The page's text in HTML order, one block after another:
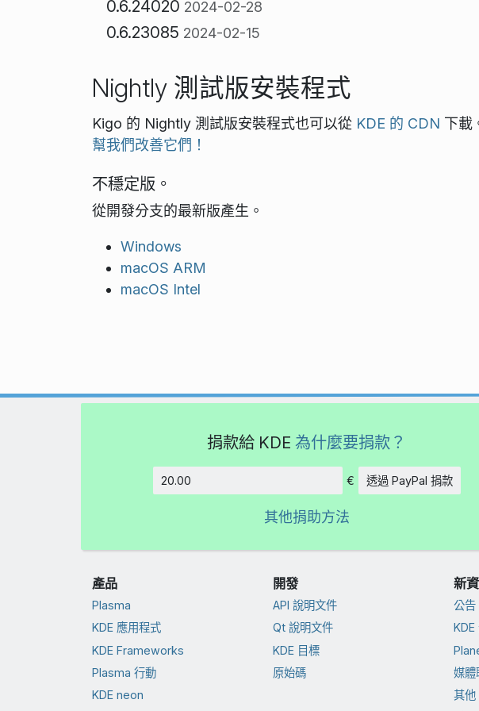
0.6.24020 2024-02-28
0.6.23085 2024-02-15
Nightly 測試版安裝程式
Kigo 的 Nightly 測試版安裝程式也可以從 KDE 的 CDN 下載
幫我們改善它們！
不穩定版。
從開發分支的最新版產生。
Windows
macOS ARM
macOS Intel
捐款給 KDE 為什麼要捐款？
€ 透過 PayPal 捐款
其他捐助方法
產品
Plasma
KDE 應用程式
KDE Frameworks
Plasma 行動
KDE neon
開發
API 說明文件
Qt 說明文件
KDE 目標
原始碼
新
公告
KDE
媒體
其他